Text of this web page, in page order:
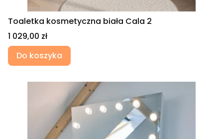
Toaletka kosmetyczna biała Cala 2
Cena
1 029,00 zł
Do koszyka